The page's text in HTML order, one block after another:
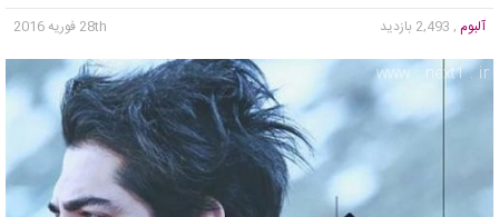
آلبوم , 2,493 بازدید 28th فوریه 2016